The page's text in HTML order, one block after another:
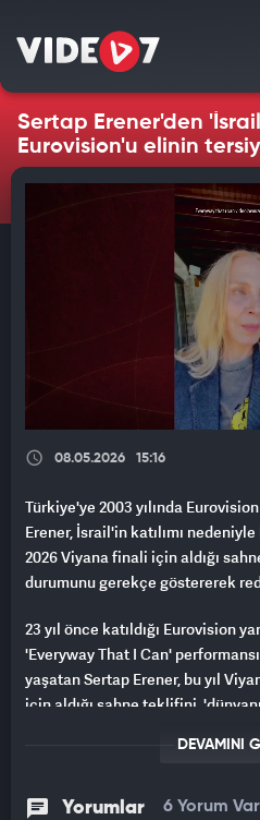
Sertap Erener'den
Eurovision'u elinin
08.05.2026 15:16
Türkiye'ye 2003 yılında
Erener, İsrail'in katılımı
2026 Viyana finali için aldığı
durumunu gerekçe göstererek
23 yıl önce katıldığı Eurovision
'Everyway That I Can'
yaşatan Sertap Erener, bu yıl
için aldığı sahne teklifini,
Viyana'da Wiener Stadthalle'de
DEVAMINI
Yorumlar 6 Yorum Var